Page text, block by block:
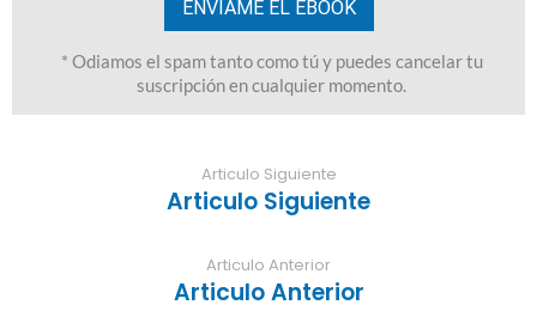
Articulo Siguiente
Articulo Siguiente
Articulo Anterior
Articulo Anterior